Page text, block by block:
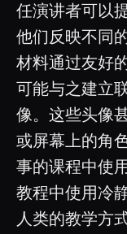
任演讲者可以
他们反映不同
材料通过友好
可能与之建立
像。这些头像
或屏幕上的角
事的课程中使
教程中使用冷
人类的教学方